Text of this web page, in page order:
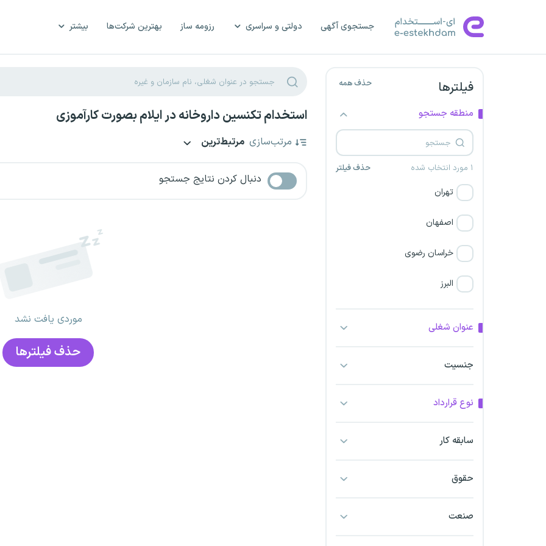
جستجوی آگهی دولتی و سراسری رزومه ساز بهترین شرکت‌ها بیشتر
فیلترها حذف همه
منطقه جستجو
۱ مورد انتخاب شده حذف فیلتر
تهران
اصفهان
خراسان رضوی
البرز
اراک
اردبیل
عنوان شغلی
جنسیت
نوع قرارداد
سابقه کار
حقوق
صنعت
استخدام تکنسین داروخانه در ایلام بصورت کارآموزی
مرتب‌سازی مرتبط‌ترین
دنبال کردن نتایج جستجو
موردی یافت نشد
حذف فیلتر‌ها